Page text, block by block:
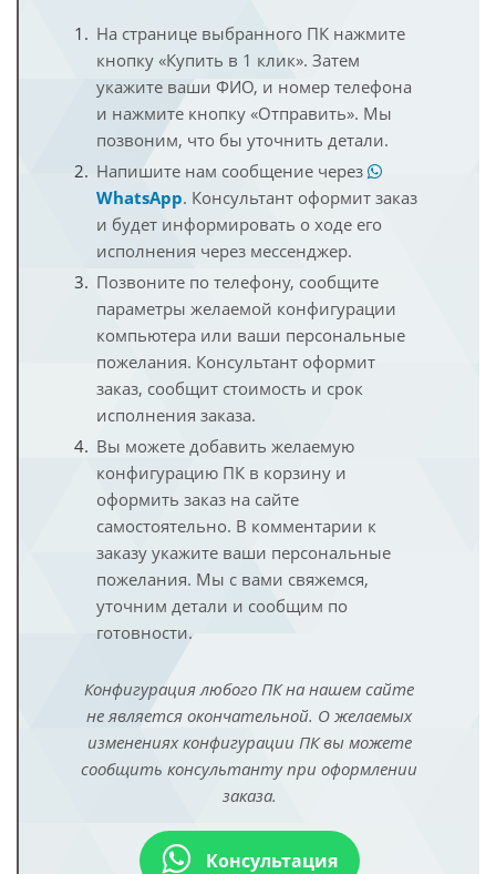
На странице выбранного ПК нажмите
кнопку «Купить в 1 клик». Затем
укажите ваши ФИО, и номер телефона
и нажмите кнопку «Отправить». Мы
позвоним, что бы уточнить детали.
Напишите нам сообщение через
WhatsApp. Консультант оформит заказ
и будет информировать о ходе его
исполнения через мессенджер.
Позвоните по телефону, сообщите
параметры желаемой конфигурации
компьютера или ваши персональные
пожелания. Консультант оформит
заказ, сообщит стоимость и срок
исполнения заказа.
Вы можете добавить желаемую
конфигурацию ПК в корзину и
оформить заказ на сайте
самостоятельно. В комментарии к
заказу укажите ваши персональные
пожелания. Мы с вами свяжемся,
уточним детали и сообщим по
готовности.
Конфигурация любого ПК на нашем сайте
не является окончательной. О желаемых
изменениях конфигурации ПК вы можете
сообщить консультанту при оформлении
заказа.
Консультация